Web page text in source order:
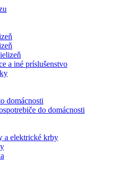
a iné príslušenstvo
domácnosti
do domácnosti
a elektrické krby